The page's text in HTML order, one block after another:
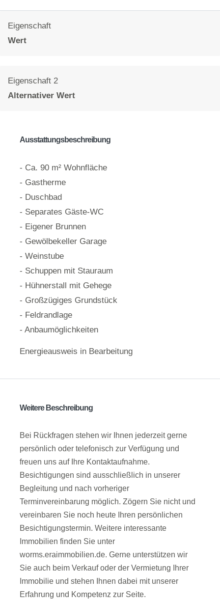
Eigenschaft
Wert
Eigenschaft 2
Alternativer Wert
Ausstattungsbeschreibung
- Ca. 90 m² Wohnfläche
- Gastherme
- Duschbad
- Separates Gäste-WC
- Eigener Brunnen
- Gewölbekeller Garage
- Weinstube
- Schuppen mit Stauraum
- Hühnerstall mit Gehege
- Großzügiges Grundstück
- Feldrandlage
- Anbaumöglichkeiten
Energieausweis in Bearbeitung
Weitere Beschreibung
Bei Rückfragen stehen wir Ihnen jederzeit gerne
persönlich oder telefonisch zur Verfügung und
freuen uns auf Ihre Kontaktaufnahme.
Besichtigungen sind ausschließlich in unserer
Begleitung und nach vorheriger
Terminvereinbarung möglich. Zögern Sie nicht und
vereinbaren Sie noch heute Ihren persönlichen
Besichtigungstermin. Weitere interessante
Immobilien finden Sie unter
worms.eraimmobilien.de. Gerne unterstützen wir
Sie auch beim Verkauf oder der Vermietung Ihrer
Immobilie und stehen Ihnen dabei mit unserer
Erfahrung und Kompetenz zur Seite.